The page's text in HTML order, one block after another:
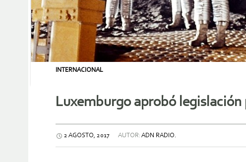
INTERNACIONAL
Luxemburgo aprobó
2 AGOSTO, 2017 AUTOR: ADN RADIO.